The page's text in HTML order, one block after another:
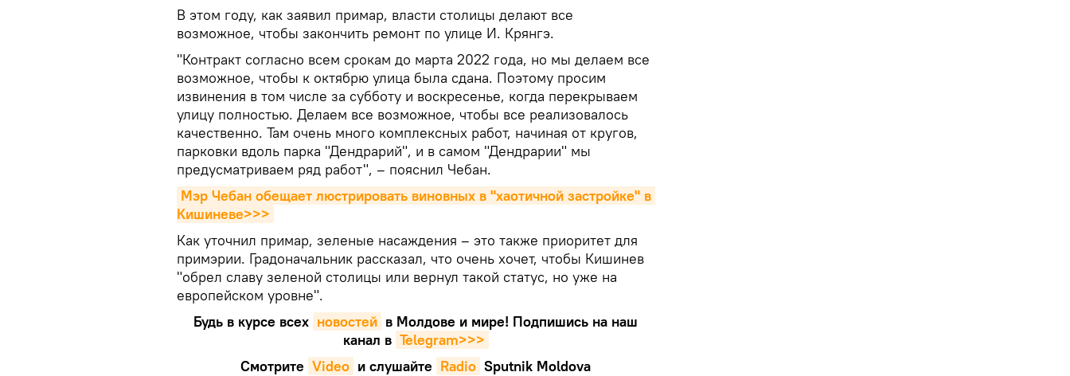
В этом году, как заявил примар, власти столицы делают все
возможное, чтобы закончить ремонт по улице И. Крянгэ.
"Контракт согласно всем срокам до марта 2022 года, но мы делаем все
возможное, чтобы к октябрю улица была сдана. Поэтому просим
извинения в том числе за субботу и воскресенье, когда перекрываем
улицу полностью. Делаем все возможное, чтобы все реализовалось
качественно. Там очень много комплексных работ, начиная от кругов,
парковки вдоль парка "Дендрарий", и в самом "Дендрарии" мы
предусматриваем ряд работ", – пояснил Чебан.
Мэр Чебан обещает люстрировать виновных в "хаотичной застройке" в
Кишиневе>>>
Как уточнил примар, зеленые насаждения – это также приоритет для
примэрии. Градоначальник рассказал, что очень хочет, чтобы Кишинев
"обрел славу зеленой столицы или вернул такой статус, но уже на
европейском уровне".
Будь в курсе всех новостей в Молдове и мире! Подпишись на наш
канал в Telegram>>>
Смотрите Video и слушайте Radio Sputnik Moldova